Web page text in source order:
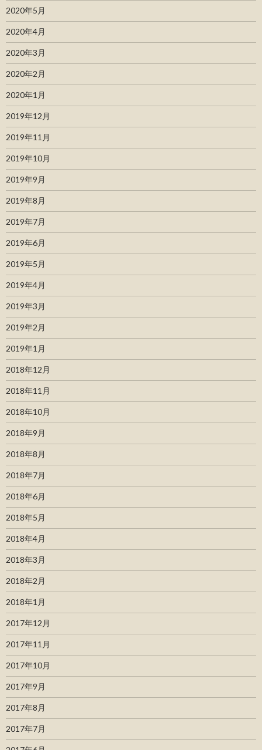
2020年5月
2020年4月
2020年3月
2020年2月
2020年1月
2019年12月
2019年11月
2019年10月
2019年9月
2019年8月
2019年7月
2019年6月
2019年5月
2019年4月
2019年3月
2019年2月
2019年1月
2018年12月
2018年11月
2018年10月
2018年9月
2018年8月
2018年7月
2018年6月
2018年5月
2018年4月
2018年3月
2018年2月
2018年1月
2017年12月
2017年11月
2017年10月
2017年9月
2017年8月
2017年7月